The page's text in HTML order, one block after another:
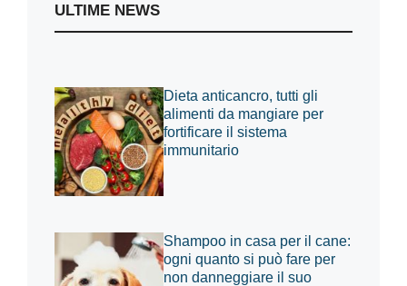
ULTIME NEWS
Dieta anticancro, tutti gli
alimenti da mangiare per
fortificare il sistema
immunitario
Shampoo in casa per il cane:
ogni quanto si può fare per
non danneggiare il suo